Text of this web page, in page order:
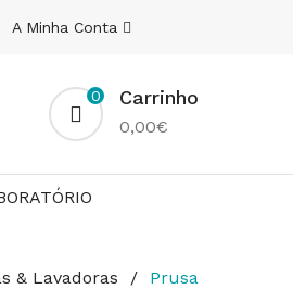
A Minha Conta
0 Carrinho
0,00€
& Lavadoras
Prusa